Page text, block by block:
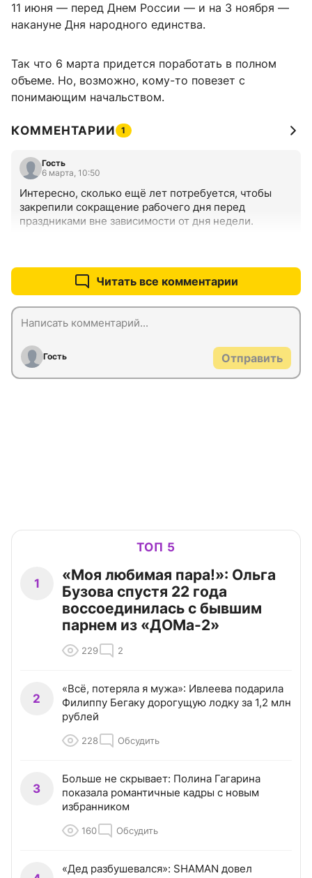
11 июня — перед Днем России — и на 3 ноября —
накануне Дня народного единства.
Так что 6 марта придется поработать в полном
объеме. Но, возможно, кому-то повезет с
понимающим начальством.
КОММЕНТАРИИ 1
Гость
6 марта, 10:50
Интересно, сколько ещё лет потребуется, чтобы
закрепили сокращение рабочего дня перед
праздниками вне зависимости от дня недели.
Читать все комментарии
Гость Отправить
ТОП 5
1
«Моя любимая пара!»: Ольга
Бузова спустя 22 года
воссоединилась с бывшим
парнем из «ДОМа-2»
229 2
2
«Всё, потеряла я мужа»: Ивлеева подарила
Филиппу Бегаку дорогущую лодку за 1,2 млн
рублей
228 Обсудить
3
Больше не скрывает: Полина Гагарина
показала романтичные кадры с новым
избранником
160 Обсудить
«Дед разбушевался»: SHAMAN довел